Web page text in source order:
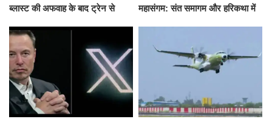
ब्लास्ट की अफवाह के बाद ट्रेन से
रौंदा, 4 की मौत
महासंगम: संत समागम और हरिकथा में